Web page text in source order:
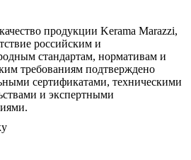
продукции Kerama Marazzi,
российским и
стандартам, нормативам и
требованиям подтверждено
сертификатами, техническими
и экспертными